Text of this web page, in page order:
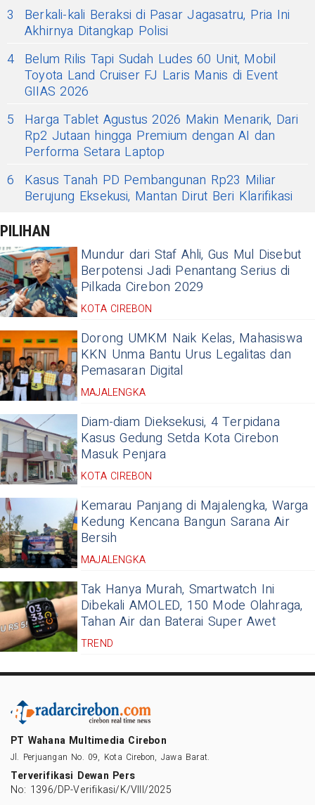
3
Berkali-kali Beraksi di Pasar Jagasatru, Pria Ini
Akhirnya Ditangkap Polisi
4 Belum Rilis Tapi Sudah Ludes 60 Unit, Mobil
Toyota Land Cruiser FJ Laris Manis di Event
GIIAS 2026
5
Harga Tablet Agustus 2026 Makin Menarik, Dari
Rp2 Jutaan hingga Premium dengan AI dan
Performa Setara Laptop
6
Kasus Tanah PD Pembangunan Rp23 Miliar
Berujung Eksekusi, Mantan Dirut Beri Klarifikasi
PILIHAN
Mundur dari Staf Ahli, Gus Mul Disebut
Berpotensi Jadi Penantang Serius di
Pilkada Cirebon 2029
KOTA CIREBON
Dorong UMKM Naik Kelas, Mahasiswa
KKN Unma Bantu Urus Legalitas dan
Pemasaran Digital
MAJALENGKA
Diam-diam Dieksekusi, 4 Terpidana
Kasus Gedung Setda Kota Cirebon
Masuk Penjara
KOTA CIREBON
Kemarau Panjang di Majalengka, Warga
Kedung Kencana Bangun Sarana Air
Bersih
MAJALENGKA
Tak Hanya Murah, Smartwatch Ini
Dibekali AMOLED, 150 Mode Olahraga,
Tahan Air dan Baterai Super Awet
TREND
PT Wahana Multimedia Cirebon
Jl. Perjuangan No. 09, Kota Cirebon, Jawa Barat.
Terverifikasi Dewan Pers
No: 1396/DP-Verifikasi/K/VIII/2025